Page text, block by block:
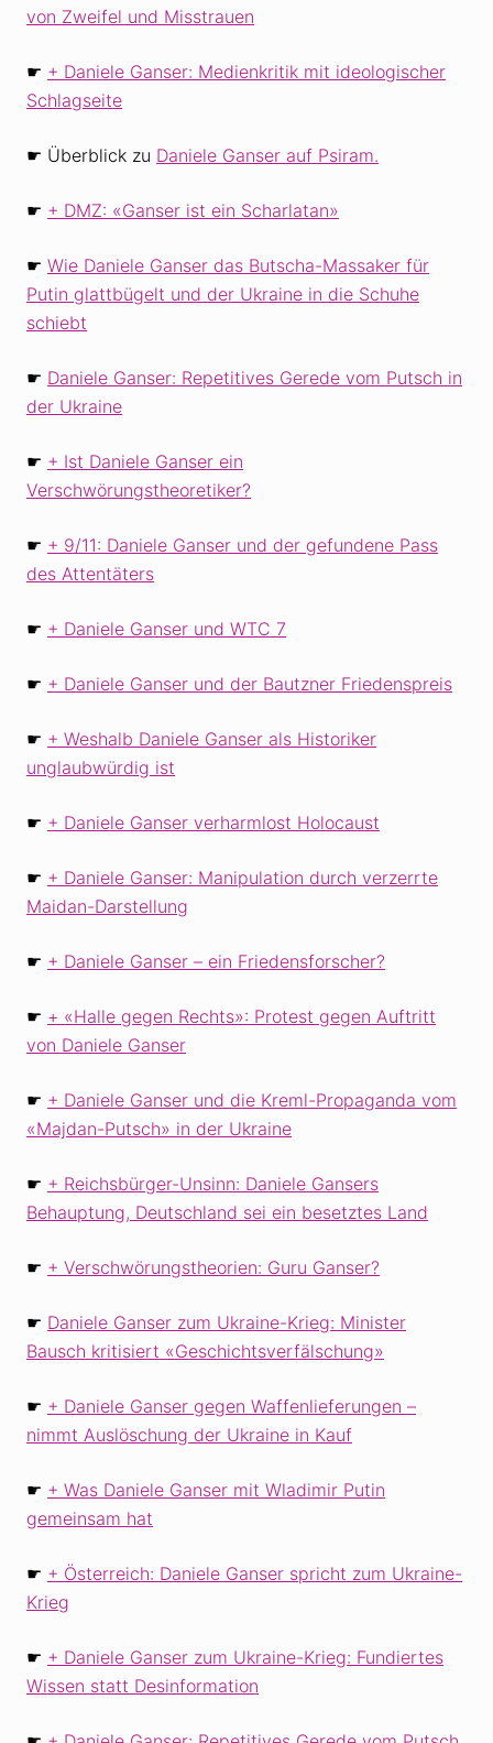
von Zweifel und Misstrauen
☛
Daniele Ganser: Medienkritik mit ideologischer
Schlagseite
☛ Überblick zu Daniele Ganser auf Psiram.
☛ DMZ: «Ganser ist ein Scharlatan»
☛ Wie Daniele Ganser das Butscha-Massaker für
Putin glattbügelt und der Ukraine in die Schuhe
schiebt
☛ Daniele Ganser: Repetitives Gerede vom Putsch in
der Ukraine
☛
Ist Daniele Ganser ein
Verschwörungstheoretiker?
☛
9/11: Daniele Ganser und der gefundene Pass
des Attentäters
☛ Daniele Ganser und WTC 7
☛ Daniele Ganser und der Bautzner Friedenspreis
☛
Weshalb Daniele Ganser als Historiker
unglaubwürdig ist
☛ Daniele Ganser verharmlost Holocaust
☛
Daniele Ganser: Manipulation durch verzerrte
Maidan-Darstellung
☛ Daniele Ganser – ein Friedensforscher?
☛
«Halle gegen Rechts»: Protest gegen Auftritt
von Daniele Ganser
☛
Daniele Ganser und die Kreml-Propaganda vom
«Majdan-Putsch» in der Ukraine
☛
Reichsbürger-Unsinn: Daniele Gansers
Behauptung, Deutschland sei ein besetztes Land
☛ Verschwörungstheorien: Guru Ganser?
☛ Daniele Ganser zum Ukraine-Krieg: Minister
Bausch kritisiert «Geschichtsverfälschung»
☛
Daniele Ganser gegen Waffenlieferungen –
nimmt Auslöschung der Ukraine in Kauf
☛
Was Daniele Ganser mit Wladimir Putin
gemeinsam hat
☛
Österreich: Daniele Ganser spricht zum Ukraine-
Krieg
☛
Daniele Ganser zum Ukraine-Krieg: Fundiertes
Wissen statt Desinformation